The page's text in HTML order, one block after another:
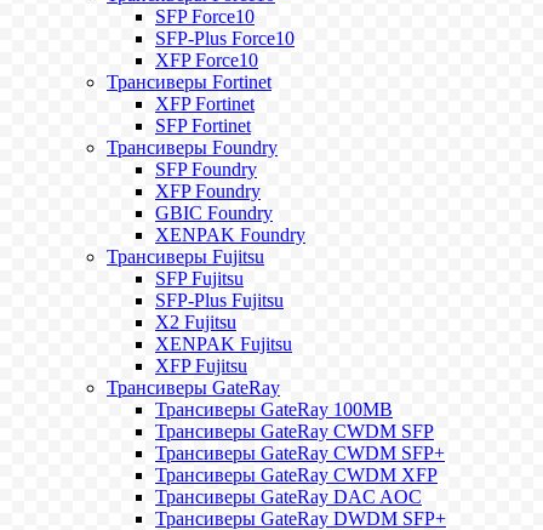
SFP Force10
SFP-Plus Force10
XFP Force10
Трансиверы Fortinet
XFP Fortinet
SFP Fortinet
Трансиверы Foundry
SFP Foundry
XFP Foundry
GBIC Foundry
XENPAK Foundry
Трансиверы Fujitsu
SFP Fujitsu
SFP-Plus Fujitsu
X2 Fujitsu
XENPAK Fujitsu
XFP Fujitsu
Трансиверы GateRay
Трансиверы GateRay 100MB
Трансиверы GateRay CWDM SFP
Трансиверы GateRay CWDM SFP+
Трансиверы GateRay CWDM XFP
Трансиверы GateRay DAC AOC
Трансиверы GateRay DWDM SFP+